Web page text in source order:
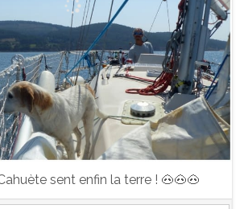
sent enfin la terre ! 🐽🐽🐽